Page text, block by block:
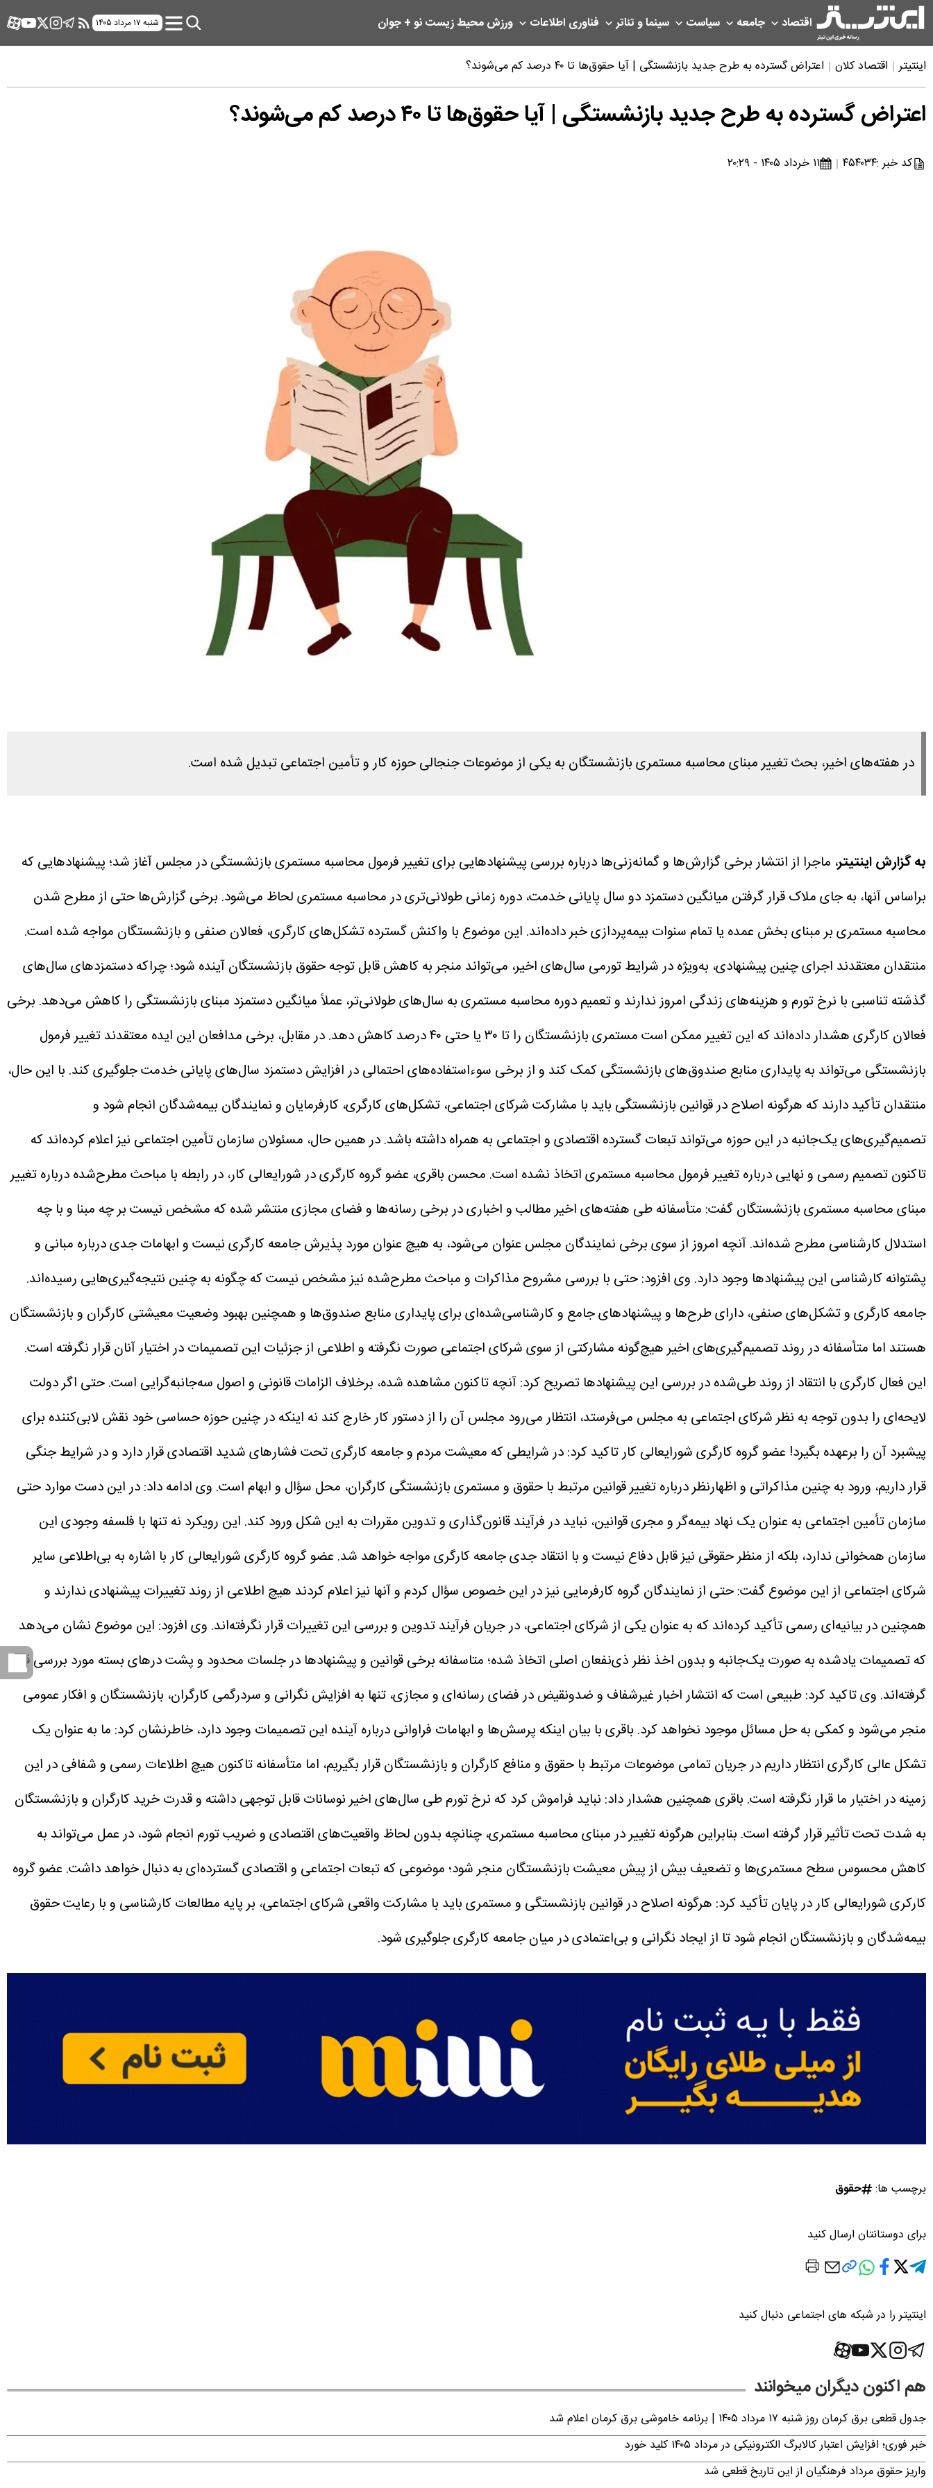
اقتصاد جامعه سیاست سینما و تئاتر فناوری اطلاعات ورزشمحیط زیستنو + جوان شنبه ۱۷ مرداد ۱۴۰۵
اینتیتر اقتصاد کلان اعتراض گسترده به طرح جدید بازنشستگی | آیا حقوق‌ها تا ۴۰ درصد کم می‌شوند؟
اعتراض گسترده به طرح جدید بازنشستگی | آیا حقوق‌ها تا ۴۰ درصد کم می‌شوند؟
کد خبر :۴۵۴۰۳۴ ۱۱ خرداد ۱۴۰۵ - ۲۰:۲۹
در هفته‌های اخیر، بحث تغییر مبنای محاسبه مستمری بازنشستگان به یکی از موضوعات جنجالی حوزه کار و تأمین اجتماعی تبدیل شده است.
به گزارش اینتیتر، ماجرا از انتشار برخی گزارش‌ها و گمانه‌زنی‌ها درباره بررسی پیشنهادهایی برای تغییر فرمول محاسبه مستمری بازنشستگی در مجلس آغاز شد؛ پیشنهادهایی که
براساس آنها، به جای ملاک قرار گرفتن میانگین دستمزد دو سال پایانی خدمت، دوره زمانی طولانی‌تری در محاسبه مستمری لحاظ می‌شود. برخی گزارش‌ها حتی از مطرح شدن
محاسبه مستمری بر مبنای بخش عمده یا تمام سنوات بیمه‌پردازی خبر داده‌اند. این موضوع با واکنش گسترده تشکل‌های کارگری، فعالان صنفی و بازنشستگان مواجه شده است.
منتقدان معتقدند اجرای چنین پیشنهادی، به‌ویژه در شرایط تورمی سال‌های اخیر، می‌تواند منجر به کاهش قابل توجه حقوق بازنشستگان آینده شود؛ چراکه دستمزدهای سال‌های
گذشته تناسبی با نرخ تورم و هزینه‌های زندگی امروز ندارند و تعمیم دوره محاسبه مستمری به سال‌های طولانی‌تر، عملاً میانگین دستمزد مبنای بازنشستگی را کاهش می‌دهد. برخی
فعالان کارگری هشدار داده‌اند که این تغییر ممکن است مستمری بازنشستگان را تا ۳۰ یا حتی ۴۰ درصد کاهش دهد.
در مقابل، برخی مدافعان این ایده معتقدند تغییر فرمول
بازنشستگی می‌تواند به پایداری منابع صندوق‌های بازنشستگی کمک کند و از برخی سوءاستفاده‌های احتمالی در افزایش دستمزد سال‌های پایانی خدمت جلوگیری کند. با این حال،
منتقدان تأکید دارند که هرگونه اصلاح در قوانین بازنشستگی باید با مشارکت شرکای اجتماعی، تشکل‌های کارگری، کارفرمایان و نمایندگان بیمه‌شدگان انجام شود و
تصمیم‌گیری‌های یک‌جانبه در این حوزه می‌تواند تبعات گسترده اقتصادی و اجتماعی به همراه داشته باشد. در همین حال، مسئولان سازمان تأمین اجتماعی نیز اعلام کرده‌اند که
تاکنون تصمیم رسمی و نهایی درباره تغییر فرمول محاسبه مستمری اتخاذ نشده است. محسن باقری، عضو گروه کارگری در شورایعالی کار، در رابطه با مباحث مطرح‌شده درباره تغییر
مبنای محاسبه مستمری بازنشستگان گفت: متأسفانه طی هفته‌های اخیر مطالب و اخباری در برخی رسانه‌ها و فضای مجازی منتشر شده که مشخص نیست بر چه مبنا و با چه
استدلال کارشناسی مطرح شده‌اند. آنچه امروز از سوی برخی نمایندگان مجلس عنوان می‌شود، به هیچ عنوان مورد پذیرش جامعه کارگری نیست و ابهامات جدی درباره مبانی و
پشتوانه کارشناسی این پیشنهادها وجود دارد. وی افزود: حتی با بررسی مشروح مذاکرات و مباحث مطرح‌شده نیز مشخص نیست که چگونه به چنین نتیجه‌گیری‌هایی رسیده‌اند.
جامعه کارگری و تشکل‌های صنفی، دارای طرح‌ها و پیشنهادهای جامع و کارشناسی‌شده‌ای برای پایداری منابع صندوق‌ها و همچنین بهبود وضعیت معیشتی کارگران و بازنشستگان
هستند اما متأسفانه در روند تصمیم‌گیری‌های اخیر هیچ‌گونه مشارکتی از سوی شرکای اجتماعی صورت نگرفته و اطلاعی از جزئیات این تصمیمات در اختیار آنان قرار نگرفته است.
این فعال کارگری با انتقاد از روند طی‌شده در بررسی این پیشنهادها تصریح کرد: آنچه تاکنون مشاهده شده، برخلاف الزامات قانونی و اصول سه‌جانبه‌گرایی است. حتی اگر دولت
لایحه‌ای را بدون توجه به نظر شرکای اجتماعی به مجلس می‌فرستد، انتظار می‌رود مجلس آن را از دستور کار خارج کند نه اینکه در چنین حوزه حساسی خود نقش لابی‌کننده برای
پیشبرد آن را برعهده بگیرد! عضو گروه کارگری شورایعالی کار تاکید کرد: در شرایطی که معیشت مردم و جامعه کارگری تحت فشارهای شدید اقتصادی قرار دارد و در شرایط جنگی
قرار داریم، ورود به چنین مذاکراتی و اظهارنظر درباره تغییر قوانین مرتبط با حقوق و مستمری بازنشستگی کارگران، محل سؤال و ابهام است. وی ادامه داد: در این دست موارد حتی
سازمان تأمین اجتماعی به عنوان یک نهاد بیمه‌گر و مجری قوانین، نباید در فرآیند قانون‌گذاری و تدوین مقررات به این شکل ورود کند. این رویکرد نه تنها با فلسفه وجودی این
سازمان همخوانی ندارد، بلکه از منظر حقوقی نیز قابل دفاع نیست و با انتقاد جدی جامعه کارگری مواجه خواهد شد. عضو گروه کارگری شورایعالی کار با اشاره به بی‌اطلاعی سایر
شرکای اجتماعی از این موضوع گفت: حتی از نمایندگان گروه کارفرمایی نیز در این خصوص سؤال کردم و آنها نیز اعلام کردند هیچ اطلاعی از روند تغییرات پیشنهادی ندارند و
همچنین در بیانیه‌ای رسمی تأکید کرده‌اند که به عنوان یکی از شرکای اجتماعی، در جریان فرآیند تدوین و بررسی این تغییرات قرار نگرفته‌اند. وی افزود: این موضوع نشان می‌دهد
که تصمیمات یادشده به صورت یک‌جانبه و بدون اخذ نظر ذی‌نفعان اصلی اتخاذ شده؛ متاسفانه برخی قوانین و پیشنهادها در جلسات محدود و پشت درهای بسته مورد بررسی قرار
گرفته‌اند. وی تاکید کرد: طبیعی است که انتشار اخبار غیرشفاف و ضدونقیض در فضای رسانه‌ای و مجازی، تنها به افزایش نگرانی و سردرگمی کارگران، بازنشستگان و افکار عمومی
منجر می‌شود و کمکی به حل مسائل موجود نخواهد کرد. باقری با بیان اینکه پرسش‌ها و ابهامات فراوانی درباره آینده این تصمیمات وجود دارد، خاطرنشان کرد: ما به عنوان یک
تشکل عالی کارگری انتظار داریم در جریان تمامی موضوعات مرتبط با حقوق و منافع کارگران و بازنشستگان قرار بگیریم، اما متأسفانه تاکنون هیچ اطلاعات رسمی و شفافی در این
زمینه در اختیار ما قرار نگرفته است. باقری همچنین هشدار داد: نباید فراموش کرد که نرخ تورم طی سال‌های اخیر نوسانات قابل توجهی داشته و قدرت خرید کارگران و بازنشستگان
به شدت تحت تأثیر قرار گرفته است. بنابراین هرگونه تغییر در مبنای محاسبه مستمری، چنانچه بدون لحاظ واقعیت‌های اقتصادی و ضریب تورم انجام شود، در عمل می‌تواند به
کاهش محسوس سطح مستمری‌ها و تضعیف بیش از پیش معیشت بازنشستگان منجر شود؛ موضوعی که تبعات اجتماعی و اقتصادی گسترده‌ای به دنبال خواهد داشت. عضو گروه
کارکری شورایعالی کار در پایان تأکید کرد: هرگونه اصلاح در قوانین بازنشستگی و مستمری باید با مشارکت واقعی شرکای اجتماعی، بر پایه مطالعات کارشناسی و با رعایت حقوق
بیمه‌شدگان و بازنشستگان انجام شود تا از ایجاد نگرانی و بی‌اعتمادی در میان جامعه کارگری جلوگیری شود.
برچسب ها: حقوق
برای دوستانتان ارسال کنید
اینتیتر را در شبکه های اجتماعی دنبال کنید
هم اکنون دیگران میخوانند
جدول قطعی برق کرمان روز شنبه ۱۷ مرداد ۱۴۰۵ | برنامه خاموشی برق کرمان اعلام شد
خبر فوری؛ افزایش اعتبار کالابرگ الکترونیکی در مرداد ۱۴۰۵ کلید خورد
واریز حقوق مرداد فرهنگیان از این تاریخ قطعی شد